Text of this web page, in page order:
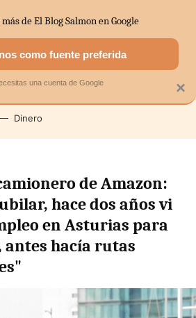
DOMÉSTICA MERCADOS
Dinero
de Amazon:
hace dos años vi
en Asturias para
hacía rutas
×
de El Blog Salmon en Google
como fuente preferida
una cuenta de Google